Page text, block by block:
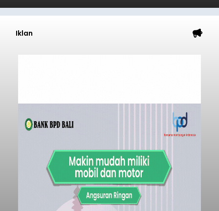
Iklan